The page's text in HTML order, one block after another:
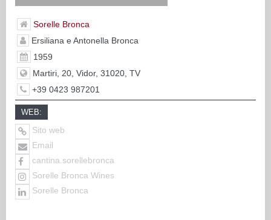
Sorelle Bronca
Ersiliana e Antonella Bronca
1959
Martiri, 20, Vidor, 31020, TV
+39 0423 987201
WEB:
Sito web
Email
cantina.sorellebronca
Sorelle Bronca Wines
Sorelle Bronca